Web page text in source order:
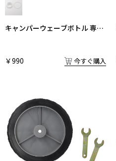
キャンパーウェーブボトル 専用
￥990 今すぐ購入